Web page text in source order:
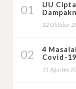
01
UU
12 Oktober
02
4
Covid-19
31 Agustus